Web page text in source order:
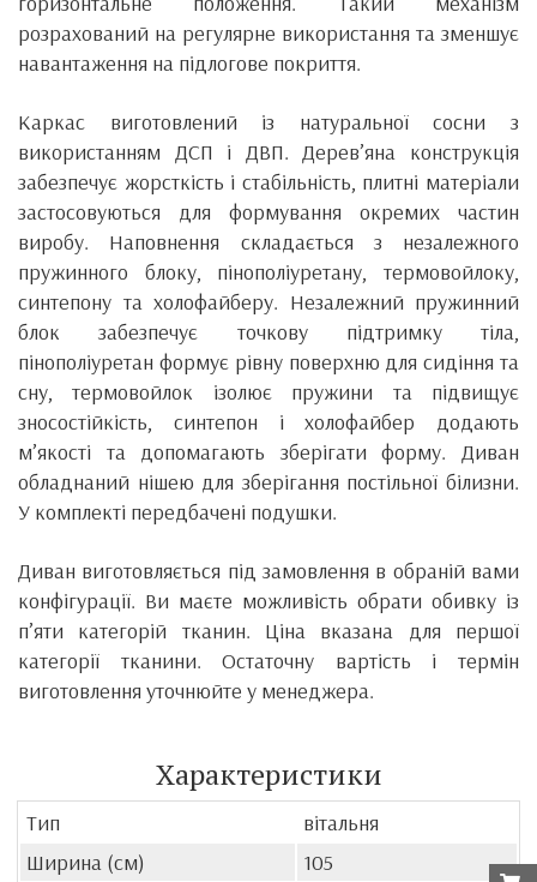
розрахований на регулярне використання та зменшує
навантаження на підлогове покриття.
Каркас виготовлений із натуральної сосни з
використанням ДСП і ДВП. Дерев’яна конструкція
забезпечує жорсткість і стабільність, плитні матеріали
застосовуються для формування окремих частин
виробу. Наповнення складається з незалежного
пружинного блоку, пінополіуретану, термовойлоку,
синтепону та холофайберу. Незалежний пружинний
блок забезпечує точкову підтримку тіла,
пінополіуретан формує рівну поверхню для сидіння та
сну, термовойлок ізолює пружини та підвищує
зносостійкість, синтепон і холофайбер додають
м’якості та допомагають зберігати форму. Диван
обладнаний нішею для зберігання постільної білизни.
У комплекті передбачені подушки.
Диван виготовляється під замовлення в обраній вами
конфігурації. Ви маєте можливість обрати обивку із
п’яти категорій тканин. Ціна вказана для першої
категорії тканини. Остаточну вартість і термін
виготовлення уточнюйте у менеджера.
Характеристики
Тип
вітальня
Ширина (см)
105